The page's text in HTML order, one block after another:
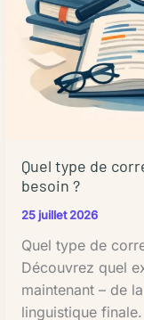
demandez
toujours
un
devis
détaillé.
prestataires
et
ne
choisissez
pas
uniquement
en
et
l'analyse
approfondie.
L'IA
dans
de
travail
éditoriaux
une
utilisation
judicieuse
Comment
garder
votre
texte
cohérent
ruptures
de
dans
un
document
peuvent
nuire
Quel type de
besoin ?
25 juillet 2026
Quel type de
Découvrez quel
maintenant – de
linguistique finale.